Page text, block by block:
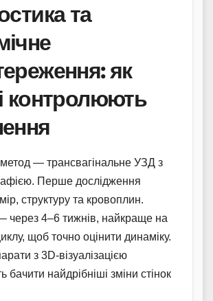
та
як
контролюють
— трансвагінальне УЗД з
Перше дослідження
структуру та кровоплин.
через 4–6 тижнів, найкраще на
щоб точно оцінити динаміку.
з 3D-візуалізацією
бачити найдрібніші зміни стінок